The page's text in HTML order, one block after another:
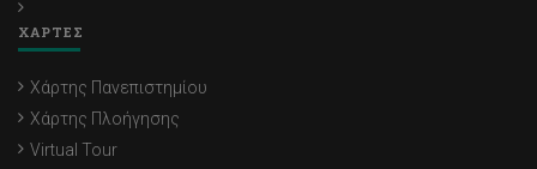
ΧΑΡΤΕΣ
Χάρτης Πανεπιστημίου
Χάρτης Πλοήγησης
Virtual Tour